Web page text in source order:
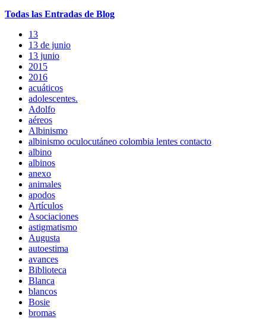
Todas las Entradas de Blog
13
13 de junio
13 junio
2015
2016
acuáticos
adolescentes.
Adolfo
aéreos
Albinismo
albinismo oculocutáneo colombia lentes contacto
albino
albinos
anexo
animales
apodos
Artículos
Asociaciones
astigmatismo
Augusta
autoestima
avances
Biblioteca
Blanca
blancos
Bosie
bromas